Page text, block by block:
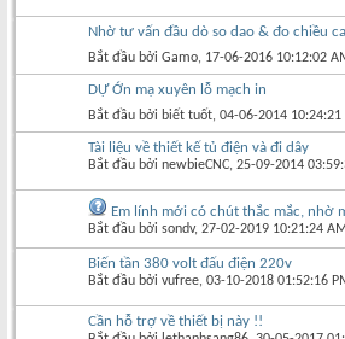
Nhờ tư vấn đầu dò so dao & đo chiều
Bắt đầu bởi Gamo‎, 17-06-2016 10:12:02
DỰ Ớn mạ xuyên lỗ mạch in
Bắt đầu bởi biết tuốt‎, 04-06-2014 10:24:21
Tài liệu về thiết kế tủ điện và đi dây
Bắt đầu bởi newbieCNC‎, 25-09-2014
Em lính mới có chút thắc mắc, nhờ
Bắt đầu bởi sondv‎, 27-02-2019 10:21:24 AM
Biến tần 380 volt đấu điện 220v
Bắt đầu bởi vufree‎, 03-10-2018 01:52:16
Cần hỗ trợ về thiết bị này !!